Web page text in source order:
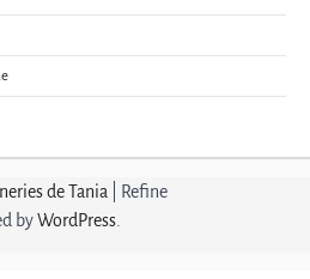
de Tania | Refine
byWordPress.